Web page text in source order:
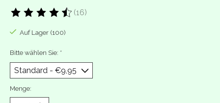
Die Bewertung dieses Produkts ist
(16)
Auf Lager (100)
Bitte wählen Sie: *
Menge: